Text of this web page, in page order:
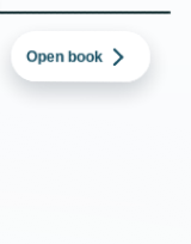
Open book